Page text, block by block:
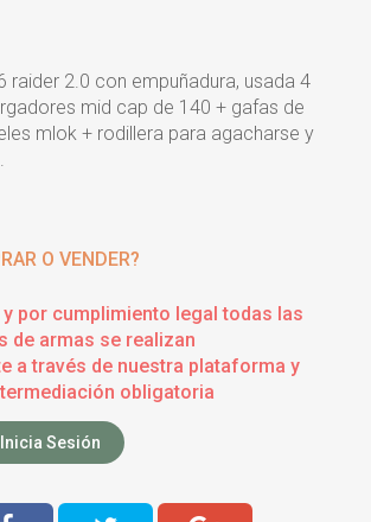
raider 2.0 con empuñadura, usada 4
mid cap de 140 + gafas de
mlok + rodillera para agacharse y
O VENDER?
por cumplimiento legal todas las
de armas se realizan
a través de nuestra plataforma y
obligatoria
Sesión